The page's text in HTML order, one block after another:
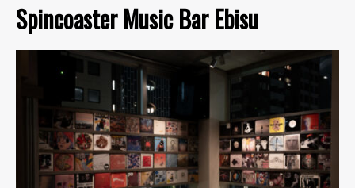
Spincoaster Music Bar Ebisu